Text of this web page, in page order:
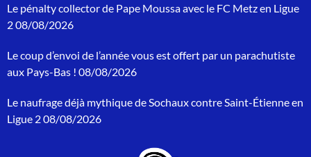
c
o
u
:
Le pénalty collector de Pape Moussa avec le FC Metz en Ligue
208/08/2026
Le coup d’envoi de l’année vous est offert par un parachutiste
aux Pays-Bas ! 08/08/2026
Le naufrage déjà mythique de Sochaux contre Saint-Étienne en
Ligue 208/08/2026